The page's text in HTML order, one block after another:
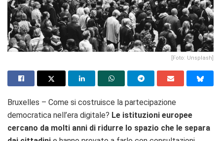
[Foto: Unsplash]
Bruxelles – Come si costruisce la partecipazione
democratica nell’era digitale? Le istituzioni europee
cercano da molti anni di ridurre lo spazio che le separa